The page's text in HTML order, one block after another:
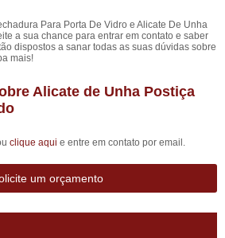
Para Porta De Vidro e Alicate De Unha
a sua chance para entrar em contato e saber
dispostos a sanar todas as suas dúvidas sobre
mais!
Alicate de Unha Postiça
clique aqui e entre em contato por email.
um orçamento